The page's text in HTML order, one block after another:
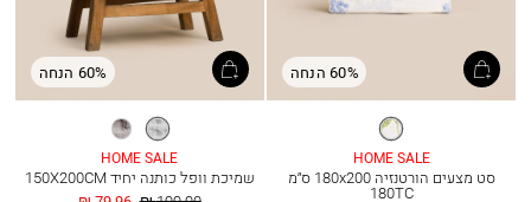
60% הנחה
לבן
+
כחול
HOME SALE
סט מצעים הורטנזיה 180x200 ס״מ
180TC
60% הנחה
לבן אפור
HOME SALE
שמיכת וופל כותנה יחיד 150X200CM